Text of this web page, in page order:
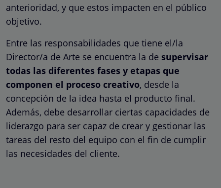
anterioridad, y que estos impacten en el público
objetivo.
Entre las responsabilidades que tiene el/la
Director/a de Arte se encuentra la de supervisar
todas las diferentes fases y etapas que
componen el proceso creativo, desde la
concepción de la idea hasta el producto final.
Además, debe desarrollar ciertas capacidades de
liderazgo para ser capaz de crear y gestionar las
tareas del resto del equipo con el fin de cumplir
las necesidades del cliente.